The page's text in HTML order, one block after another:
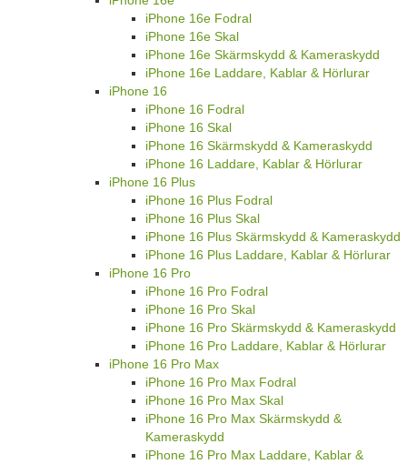
iPhone 16e Fodral
iPhone 16e Skal
iPhone 16e Skärmskydd & Kameraskydd
iPhone 16e Laddare, Kablar & Hörlurar
iPhone 16
iPhone 16 Fodral
iPhone 16 Skal
iPhone 16 Skärmskydd & Kameraskydd
iPhone 16 Laddare, Kablar & Hörlurar
iPhone 16 Plus
iPhone 16 Plus Fodral
iPhone 16 Plus Skal
iPhone 16 Plus Skärmskydd & Kameraskydd
iPhone 16 Plus Laddare, Kablar & Hörlurar
iPhone 16 Pro
iPhone 16 Pro Fodral
iPhone 16 Pro Skal
iPhone 16 Pro Skärmskydd & Kameraskydd
iPhone 16 Pro Laddare, Kablar & Hörlurar
iPhone 16 Pro Max
iPhone 16 Pro Max Fodral
iPhone 16 Pro Max Skal
iPhone 16 Pro Max Skärmskydd &
Kameraskydd
iPhone 16 Pro Max Laddare, Kablar &